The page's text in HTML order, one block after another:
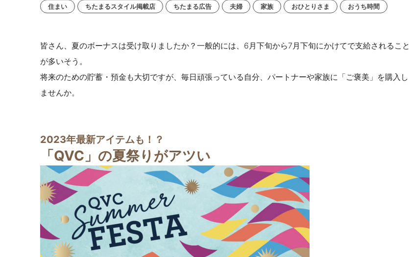
住まい ちたまるスタイル掲載店 ちたまる広告 夫婦 家族 おひとりさま おうち時間
皆さん、夏のボーナスは受け取りましたか？一般的には、6月下旬から7月下旬にかけてで支給されること
が多いそう。
将来のための貯蓄・預金も大切ですが、毎日頑張っている自分、パートナーや家族に「ご褒美」を購入し
ませんか。
2023年最新アイテムも！？
「QVC」の夏祭りがアツい